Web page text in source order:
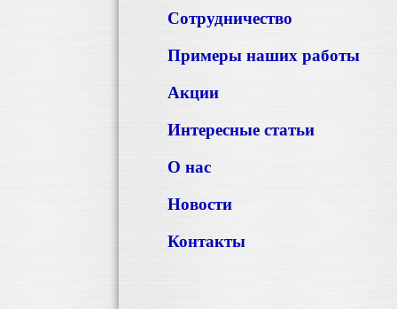
Сотрудничество
Примеры наших работы
Акции
Интересные статьи
О нас
Новости
Контакты